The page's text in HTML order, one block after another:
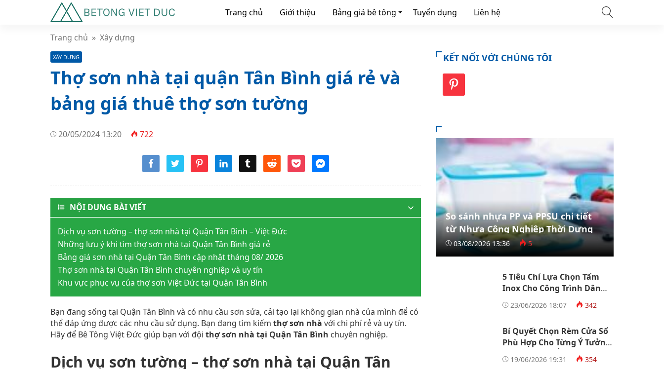
Trang chủ Giới thiệu Bảng giá bê tông Tuyển dụng Liên hệ
Trang chủ » Xây dựng
XÂY DỰNG
Thợ sơn nhà tại quận Tân Bình giá rẻ và
bảng giá thuê thợ sơn tường
20/05/2024 13:20 722
NỘI DUNG BÀI VIẾT
Dịch vụ sơn tường – thợ sơn nhà tại Quận Tân Bình – Việt Đức
Những lưu ý khi tìm thợ sơn nhà tại Quận Tân Bình giá rẻ
Bảng giá sơn nhà tại Quận Tân Bình cập nhật tháng 08/ 2026
Thợ sơn nhà tại Quận Tân Bình chuyên nghiệp và uy tín
Khu vực phục vụ của thợ sơn Việt Đức tại Quận Tân Bình
Bạn đang sống tại Quận Tân Bình và có nhu cầu sơn sửa, cải tạo lại không gian nhà của mình để có
thể đáp ứng được các nhu cầu sử dụng. Bạn đang tìm kiếm thợ sơn nhà với chi phí rẻ và uy tín.
Hãy để Bê Tông Việt Đức giúp bạn với đội thợ sơn nhà tại Quận Tân Bình chuyên nghiệp.
Dịch vụ sơn tường – thợ sơn nhà tại Quận Tân
KẾT NỐI VỚI CHÚNG TÔI
So sánh nhựa PP và PPSU chi tiết
từ Nhựa Công Nghiệp Thời Dựng
03/08/2026 13:36 5
5 Tiêu Chí Lựa Chọn Tấm
Inox Cho Công Trình Dân
Dụng Và Công Nghiệp
23/06/2026 18:07 342
Bí Quyết Chọn Rèm Cửa Sổ
Phù Hợp Cho Từng Ý Tưởng
Thiết Kế Nhà Ở
19/06/2026 19:31 354